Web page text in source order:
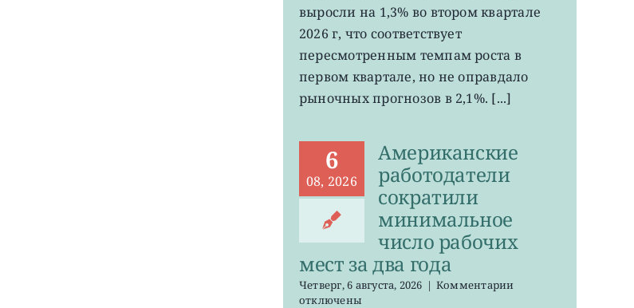
США
выросли
ожиданий
выросли на 1,3% во втором квартале
2026 г, что соответствует
пересмотренным темпам роста в
первом квартале, но не оправдало
рыночных прогнозов в 2,1%. [...]
6
08, 2026
Американские
работодатели
сократили
минимальное
число рабочих
мест за два года
Четверг, 6 августа, 2026 | Комментариик
отключены